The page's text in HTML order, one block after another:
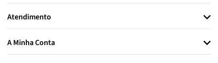
Atendimento
A Minha Conta